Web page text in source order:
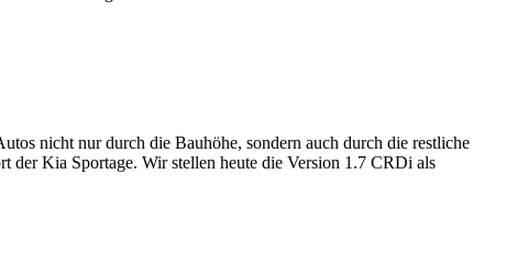
nicht nur durch die Bauhöhe, sondern auch durch die restliche
der Kia Sportage. Wir stellen heute die Version 1.7 CRDi als